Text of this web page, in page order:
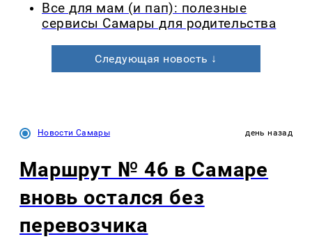
Все для мам (и пап): полезные
сервисы Самары для родительства
Следующая новость ↓
Новости Самары день назад
Маршрут № 46 в Самаре
вновь остался без
перевозчика